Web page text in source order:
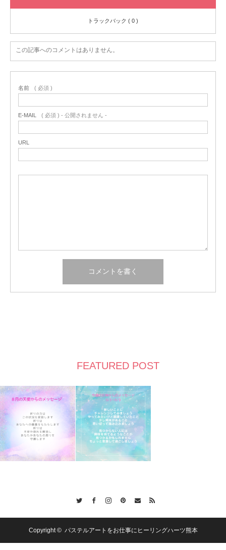
トラックバック ( 0 )
この記事へのコメントはありません。
名前 ( 必須 )
E-MAIL ( 必須 ) - 公開されません -
URL
FEATURED POST
Copyright © パステルアートをお仕事にヒーリングハーツ熊本